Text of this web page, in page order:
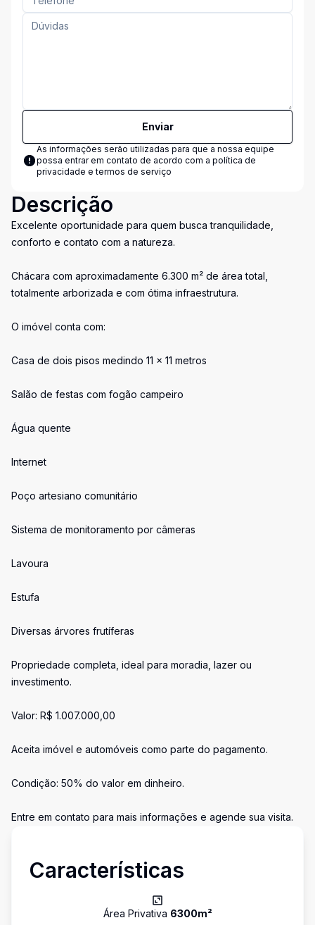
Enviar
As informações serão utilizadas para que a nossa equipe
possa entrar em contato de acordo com a política de
privacidade e termos de serviço
Descrição
Excelente oportunidade para quem busca tranquilidade,
conforto e contato com a natureza.
Chácara com aproximadamente 6.300 m² de área total,
totalmente arborizada e com ótima infraestrutura.
O imóvel conta com:
Casa de dois pisos medindo 11 x 11 metros
Salão de festas com fogão campeiro
Água quente
Internet
Poço artesiano comunitário
Sistema de monitoramento por câmeras
Lavoura
Estufa
Diversas árvores frutíferas
Propriedade completa, ideal para moradia, lazer ou
investimento.
Valor: R$ 1.007.000,00
Aceita imóvel e automóveis como parte do pagamento.
Condição: 50% do valor em dinheiro.
Entre em contato para mais informações e agende sua visita.
Características
Área Privativa 6300m²